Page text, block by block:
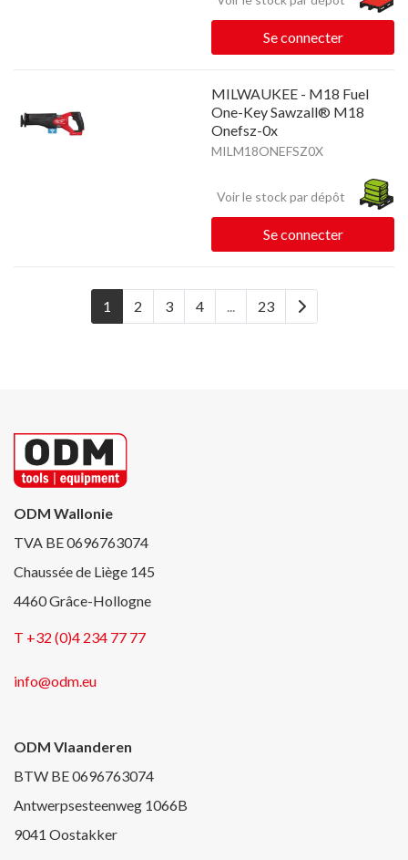
Se connecter
MILWAUKEE - M18 Fuel
One-Key Sawzall® M18
Onefsz-0x
MILM18ONEFSZ0X
Voir le stock par dépôt
Se connecter
1 2 3 4 23
ODM Wallonie
TVA BE 0696763074
Chaussée de Liège 145
4460 Grâce-Hollogne
T +32 (0)4 234 77 77
info@odm.eu
ODM Vlaanderen
BTW BE 0696763074
Antwerpsesteenweg 1066B
9041 Oostakker